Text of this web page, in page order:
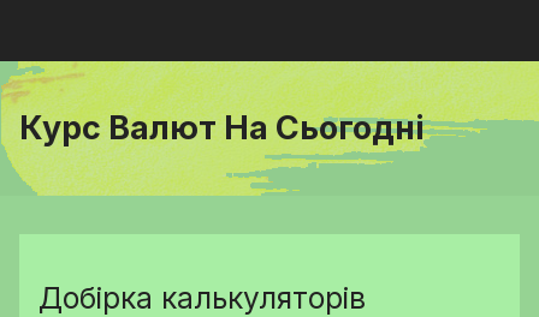
Курс Валют На Сьогодні
Добірка калькуляторів